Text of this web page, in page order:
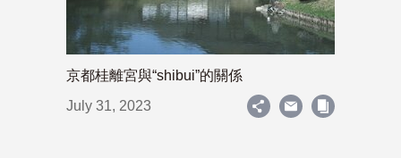
京都桂離宮與“shibui”的關係
July 31, 2023